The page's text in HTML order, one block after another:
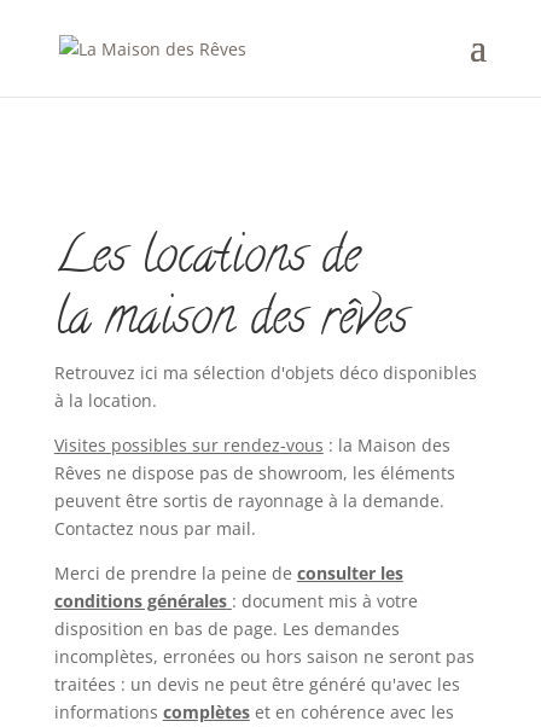
Les locations de
la maison des rêves
Retrouvez ici ma sélection d'objets déco disponibles
à la location.
Visites possibles sur rendez-vous : la Maison des
Rêves ne dispose pas de showroom, les éléments
peuvent être sortis de rayonnage à la demande.
Contactez nous par mail.
Merci de prendre la peine de consulter les
conditions générales : document mis à votre
disposition en bas de page. Les demandes
incomplètes, erronées ou hors saison ne seront pas
traitées : un devis ne peut être généré qu'avec les
informations complètes et en cohérence avec les